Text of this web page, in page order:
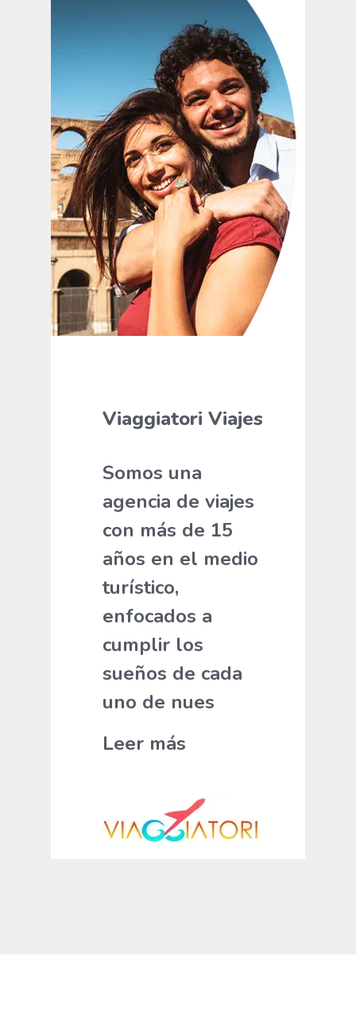
Viaggiatori Viajes
Somos una
agencia de viajes
con más de 15
años en el medio
turístico,
enfocados a
cumplir los
sueños de cada
uno de nues
Leer más